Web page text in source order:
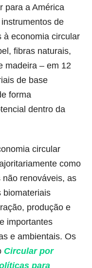
para a América
de
à economia circular
fibras naturais,
madeira – em 12
de base
forma
dentro da
circular
como
renováveis, as
biomateriais
produção e
importantes
e ambientais. Os
Circular por
para